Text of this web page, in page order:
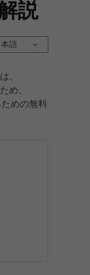
説
本語
、
め、
めの無料